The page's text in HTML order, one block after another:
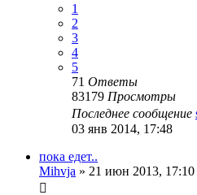
1
2
3
4
5
71 Ответы
83179 Просмотры
Последнее сообщение
03 янв 2014, 17:48
пока едет..
Mihvja » 21 июн 2013, 17:10